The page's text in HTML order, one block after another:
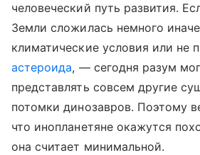
человеческий путь развития.
Земли сложилась немного
климатические условия или не
астероида, — сегодня разум
представлять совсем другие
потомки динозавров. Поэтому
что инопланетяне окажутся
она считает минимальной.